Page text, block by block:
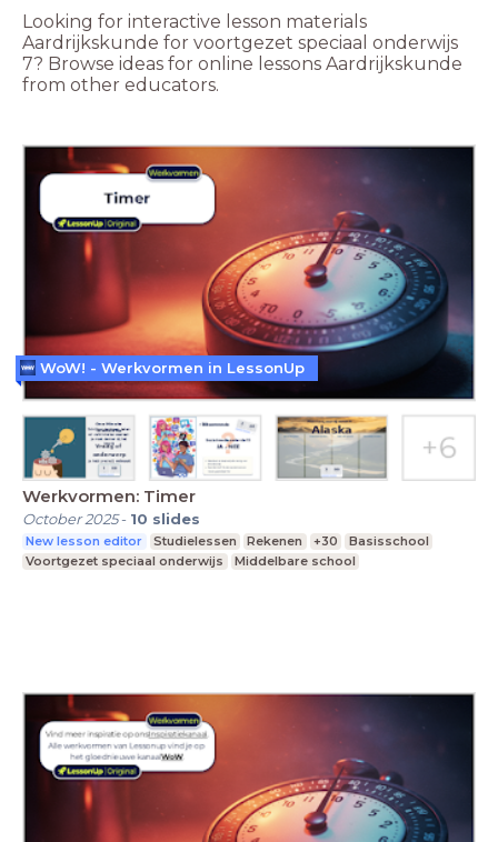
Looking for interactive lesson materials
Aardrijkskunde for voortgezet speciaal onderwijs
7? Browse ideas for online lessons Aardrijkskunde
from other educators.
Werkvormen: Timer
October 2025- 10 slides
New lesson editor Studielessen Rekenen +30
Basisschool
Voortgezet speciaal onderwijs
Middelbare school
WoW! - Werkvormen in LessonUp